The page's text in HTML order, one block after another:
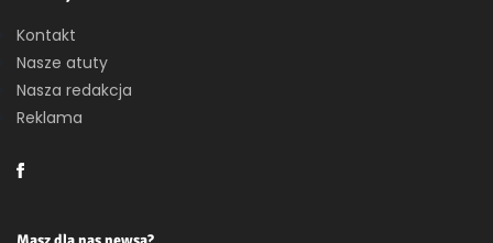
Kontakt
Nasze atuty
Nasza redakcja
Reklama